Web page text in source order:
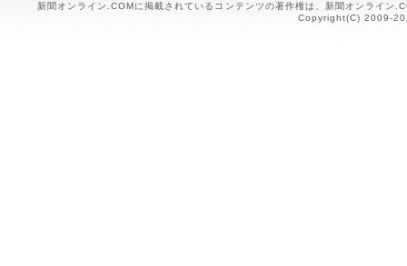
新聞オンライン.COMに掲載されているコンテンツの著作権は、新聞オンライン
Copyright(C) 2009-